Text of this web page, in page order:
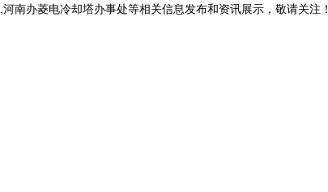
,河南办菱电冷却塔办事处等相关信息发布和资讯展示，敬请关注！